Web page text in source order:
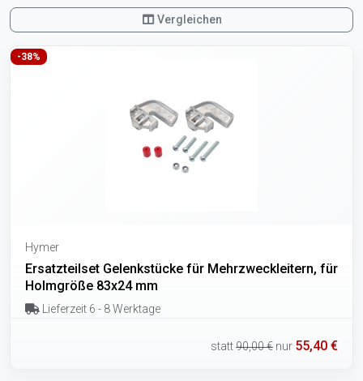
Vergleichen
-38%
Hymer
Ersatzteilset Gelenkstücke für Mehrzweckleitern, für
Holmgröße 83x24 mm
Lieferzeit 6 - 8 Werktage
statt90,00 € nur 55,40 €